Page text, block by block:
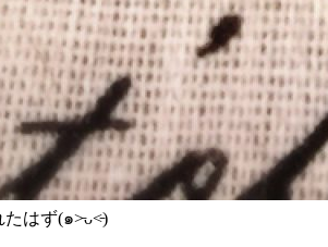
たはず(๑˃̵ᴗ˂̵)